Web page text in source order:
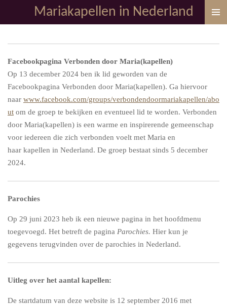
direct
hoofdinhoud
Mariakapellen in Nederland
Facebookpagina Verbonden door Maria(kapellen)
Op 13 december 2024 ben ik lid geworden van de
Facebookpagina Verbonden door Maria(kapellen). Ga hiervoor
naar www.facebook.com/groups/verbondendoormariakapellen/abo
ut om de groep te bekijken en eventueel lid te worden. Verbonden
door Maria(kapellen) is een warme en inspirerende gemeenschap
voor iedereen die zich verbonden voelt met Maria en
haar kapellen in Nederland. De groep bestaat sinds 5 december
2024.
Parochies
Op 29 juni 2023 heb ik een nieuwe pagina in het hoofdmenu
toegevoegd. Het betreft de pagina Parochies. Hier kun je
gegevens terugvinden over de parochies in Nederland.
Uitleg over het aantal kapellen:
De startdatum van deze website is 12 september 2016 met